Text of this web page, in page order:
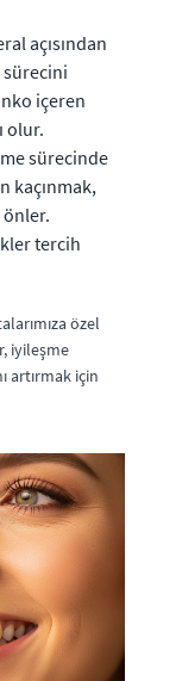
açısından
içeren
olur.
sürecinde
kaçınmak,
tercih
özel
iyileşme
artırmak için